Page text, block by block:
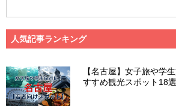
人気記事ランキング
【名古屋】女子旅や学
すすめ観光スポット18選